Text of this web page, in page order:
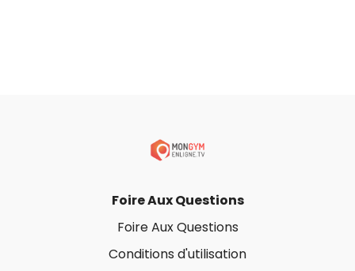
Foire Aux Questions
Foire Aux Questions
Conditions d'utilisation